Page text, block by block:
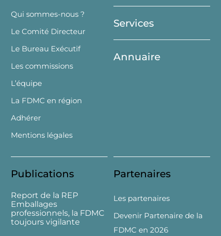
Top
Qui sommes-nous ?
Le Comité Directeur
Le Bureau Exécutif
Les commissions
L’équipe
La FDMC en région
Adhérer
Mentions légales
Services
Annuaire
Publications
Report de la REP
Emballages
professionnels, la FDMC
toujours vigilante
Partenaires
Les partenaires
Devenir Partenaire de la
FDMC en 2026